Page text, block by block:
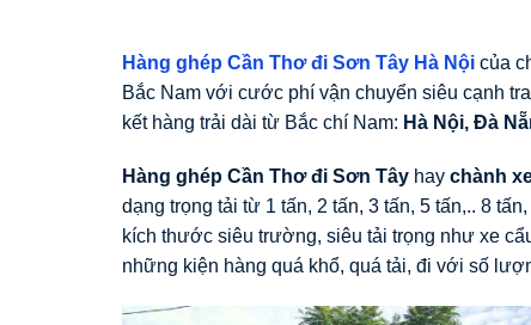
Hàng ghép Cần Thơ đi Sơn Tây Hà Nội của
Bắc Nam với cước phí vận chuyển siêu cạnh
kết hàng trải dài từ Bắc chí Nam: Hà Nội, Đà
Hàng ghép Cần Thơ đi Sơn Tây hay chành
dạng trọng tải từ 1 tấn, 2 tấn, 3 tấn, 5 tấn,.. 8
kích thước siêu trường, siêu tải trọng như xe
những kiện hàng quá khổ, quá tải, đi với số